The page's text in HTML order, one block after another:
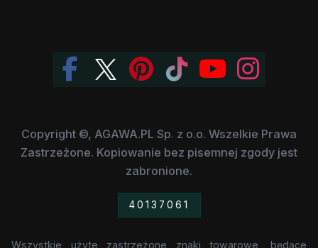
Copyright ©, AGAWA.PL Sp. z o.o. Wszelkie Prawa
Zastrzeżone. Kopiowanie bez pisemnej zgody jest
zabronione.
40137061
Wszystkie użyte zastrzeżone znaki towarowe, będące